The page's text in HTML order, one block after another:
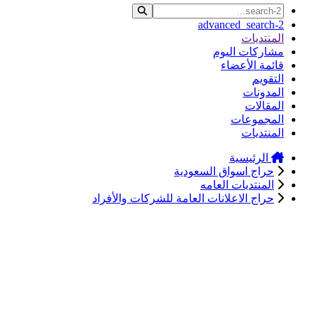
advanced_search-2
المنتديات
مشاركات اليوم
قائمة الأعضاء
التقويم
المدونات
المقالات
المجموعات
المنتديات
الرئيسية
حراج اسواق السعودية
المنتديات العامه
حراج الاعلانات العامة للشركات والأفراد